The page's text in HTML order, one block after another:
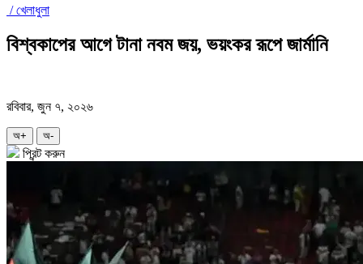
/খেলাধুলা
বিশ্বকাপের আগে টানা নবম জয়, ভয়ংকর রূপে জার্মানি
রবিবার, জুন ৭, ২০২৬
অ+ অ-
প্রিন্ট করুন